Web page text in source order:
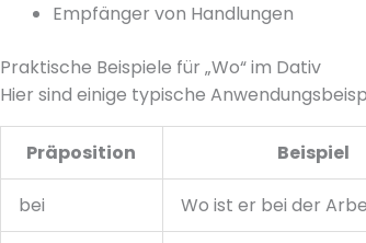
Empfänger von Handlungen
Praktische Beispiele für „Wo“ im Dativ
Hier sind einige typische
Präposition Beispiel
bei Wo ist er bei der